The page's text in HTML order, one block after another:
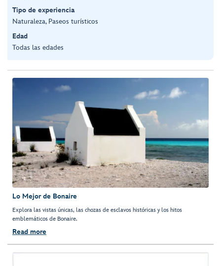
Tipo de experiencia
Naturaleza, Paseos turísticos
Edad
Todas las edades
Lo Mejor de Bonaire
Explora las vistas únicas, las chozas de esclavos históricas y los hitos
emblemáticos de Bonaire.
Read more